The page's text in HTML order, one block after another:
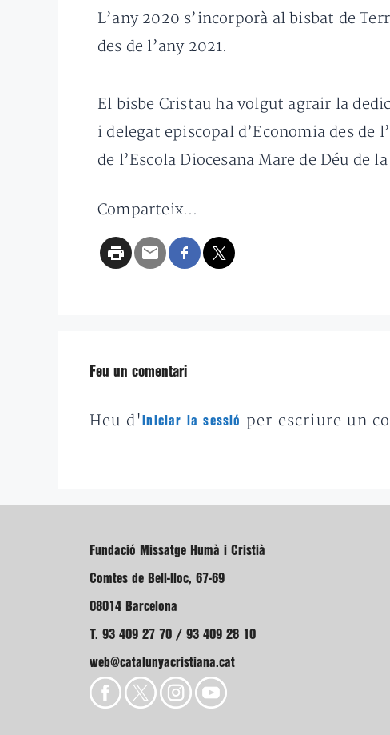
L’any 2020 s’incorporà al bisbat de
des de l’any 2021.
El bisbe Cristau ha volgut agrair la
i delegat episcopal d’Economia des de
de l’Escola Diocesana Mare de Déu de
Comparteix...
Feu un comentari
Heu d'iniciar la sessió per escriure un
Fundació Missatge Humà i Cristià
Comtes de Bell-lloc, 67-69
08014 Barcelona
T. 93 409 27 70 / 93 409 28 10
web@catalunyacristiana.cat